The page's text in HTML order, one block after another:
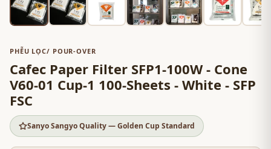
PHỄU LỌC/ POUR-OVER
Cafec Paper Filter SFP1-100W - Cone
V60-01 Cup-1 100-Sheets - White - SFP
FSC
Sanyo Sangyo Quality — Golden Cup Standard